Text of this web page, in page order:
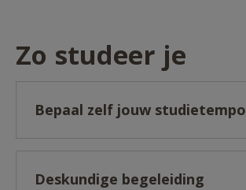
Zo studeer je
Bepaal zelf jouw studietempo
Deskundige begeleiding